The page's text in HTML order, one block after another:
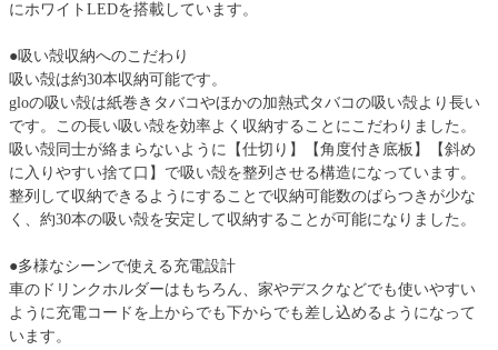
にホワイトLEDを搭載しています。
●吸い殻収納へのこだわり
吸い殻は約30本収納可能です。
gloの吸い殻は紙巻きタバコやほかの加熱式タバコの吸い殻より長い
です。この長い吸い殻を効率よく収納することにこだわりました。
吸い殻同士が絡まらないように【仕切り】【角度付き底板】【斜め
に入りやすい捨て口】で吸い殻を整列させる構造になっています。
整列して収納できるようにすることで収納可能数のばらつきが少な
く、約30本の吸い殻を安定して収納することが可能になりました。
●多様なシーンで使える充電設計
車のドリンクホルダーはもちろん、家やデスクなどでも使いやすい
ように充電コードを上からでも下からでも差し込めるようになって
います。